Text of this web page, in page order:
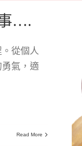
….
從個人
氣，適
Read More